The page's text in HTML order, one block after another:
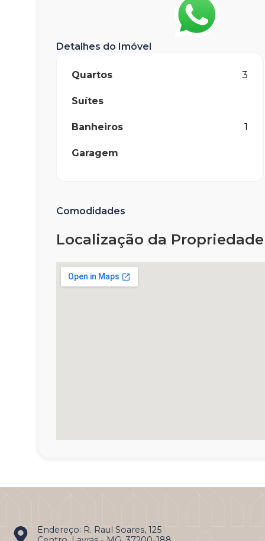
Detalhes do Imóvel
Quartos 3
Suítes
Banheiros 1
Garagem
Comodidades
Endereço: R. Raul Soares, 125